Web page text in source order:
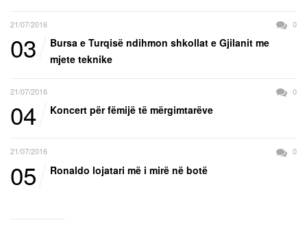
21/07/2016 0
03
Bursa e Turqisë ndihmon shkollat e Gjilanit me
mjete teknike
21/07/2016 0
04 Koncert për fëmijë të mërgimtarëve
21/07/2016 0
05 Ronaldo lojatari më i mirë në botë